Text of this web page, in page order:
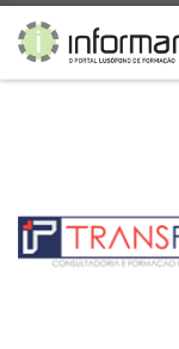
Skip to content